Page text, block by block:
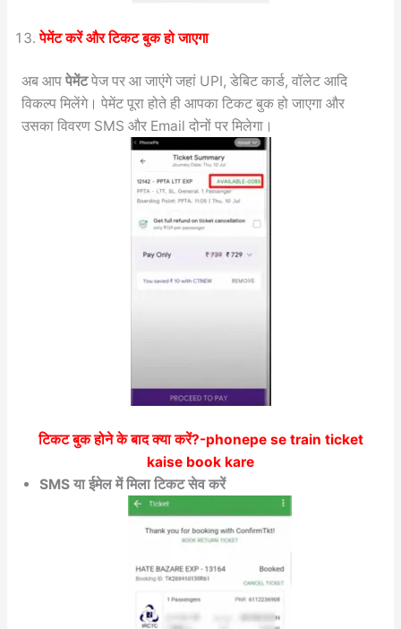
पेमेंट करें और टिकट बुक हो जाएगा
अब आप पेमेंटपेज पर आ जाएंगे जहां UPI, डेबिट कार्ड, वॉलेट आदि
विकल्प मिलेंगे। पेमेंट पूरा होते ही आपका टिकट बुक हो जाएगा और
उसका विवरण SMS और Email दोनों पर मिलेगा।
टिकट बुक होने के बाद क्या करें?-phonepe se train ticket
kaise book kare
SMS या ईमेल में मिला टिकट सेव करें